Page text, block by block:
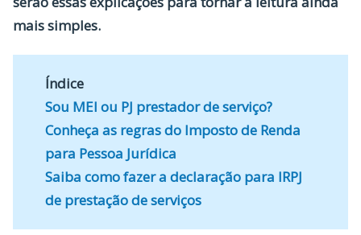
mais simples.
Índice
Sou MEI ou PJ prestador de serviço?
Conheça as regras do Imposto de Renda
para Pessoa Jurídica
Saiba como fazer a declaração para IRPJ
de prestação de serviços